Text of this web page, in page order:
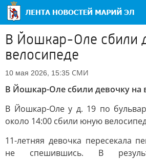
В Йошкар-Оле сбили
велосипеде
10 мая 2026, 15:35 СМИ
В Йошкар-Оле сбили девочку на
В Йошкар-Оле у д. 19 по
около 14:00 сбили юную
11-летняя девочка пересекала
не спешившись. В